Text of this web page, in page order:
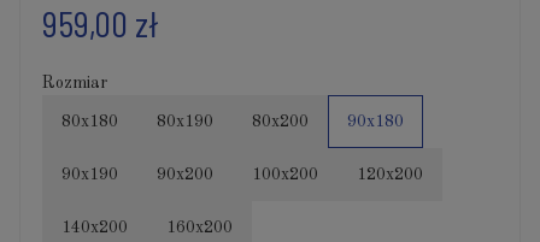
959,00 zł
Rozmiar
80x180 80x190 80x200 90x180
90x190 90x200 100x200 120x200
140x200 160x200